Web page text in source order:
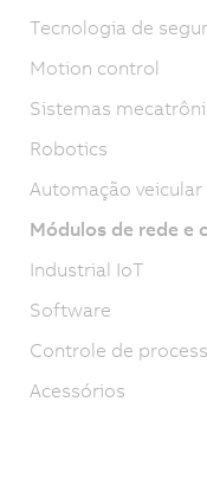
Tecnologia de
Motion control
Sistemas
Robotics
Automação veicular
Módulos de rede e
Industrial IoT
Software
Controle de
Acessórios